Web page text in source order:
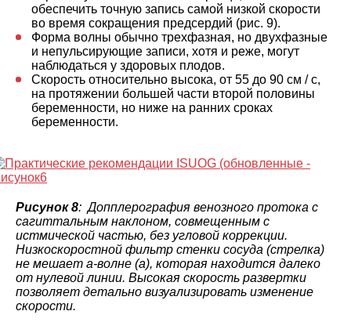
обеспечить точную запись самой низкой скорости
во время сокращения предсердий (рис. 9).
Форма волны обычно трехфазная, но двухфазные
и непульсирующие записи, хотя и реже, могут
наблюдаться у здоровых плодов.
Скорость относительно высока, от 55 до 90 см / с,
на протяжении большей части второй половины
беременности, но ниже на ранних сроках
беременности.
Рисунок 8: Допплерография венозного протока с
сагиттальным наклоном, совмещенным с
истмической частью, без угловой коррекции.
Низкоскоростной фильтр стенки сосуда (стрелка)
не мешает а-волне (а), которая находится далеко
от нулевой линии. Высокая скорость развертки
позволяет детально визуализировать изменение
скорости.